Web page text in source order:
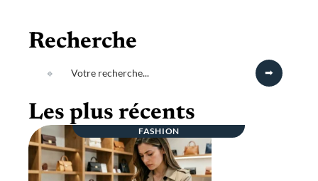
Recherche
Les plus récents
FASHION